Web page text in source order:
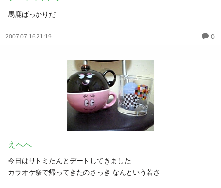
馬鹿ばっかりだ
2007.07.16 21:19 0
えへへ
今日はサトミたんとデートしてきました
カラオケ祭で帰ってきたのさっき なんという若さ